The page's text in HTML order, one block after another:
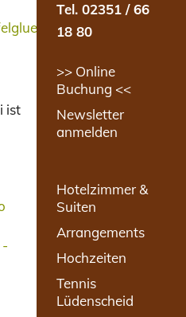
Tel. 02351 / 66
18 80
>> Online
Buchung <<
Newsletter
anmelden
Hotelzimmer &
Suiten
Arrangements
Hochzeiten
Tennis
Lüdenscheid